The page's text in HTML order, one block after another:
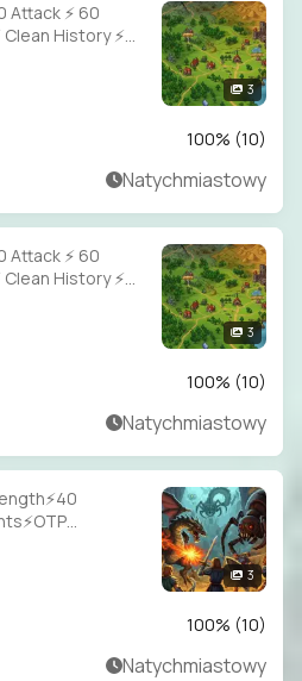
Attack ⚡ 60
History ⚡
3
100% (10)
Natychmiastowy
Attack ⚡ 60
History ⚡
3
100% (10)
Natychmiastowy
3
100% (10)
Natychmiastowy